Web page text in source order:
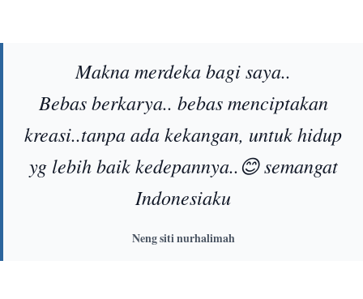
Makna merdeka bagi saya..
Bebas berkarya.. bebas menciptakan
kreasi..tanpa ada kekangan, untuk hidup
yg lebih baik kedepannya..😊 semangat
Indonesiaku
Neng siti nurhalimah